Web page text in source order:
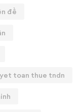
đề
toan thue tndn